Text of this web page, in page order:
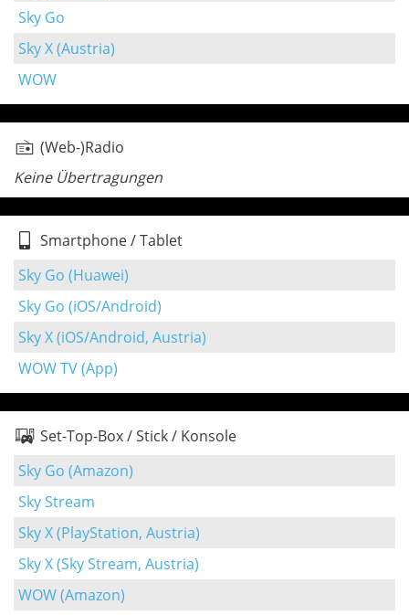
Sky Go
Sky X (Austria)
WOW
(Web-)Radio
Keine Übertragungen
Smartphone / Tablet
Sky Go (Huawei)
Sky Go (iOS/Android)
Sky X (iOS/Android, Austria)
WOW TV (App)
Set-Top-Box / Stick / Konsole
Sky Go (Amazon)
Sky Stream
Sky X (PlayStation, Austria)
Sky X (Sky Stream, Austria)
WOW (Amazon)